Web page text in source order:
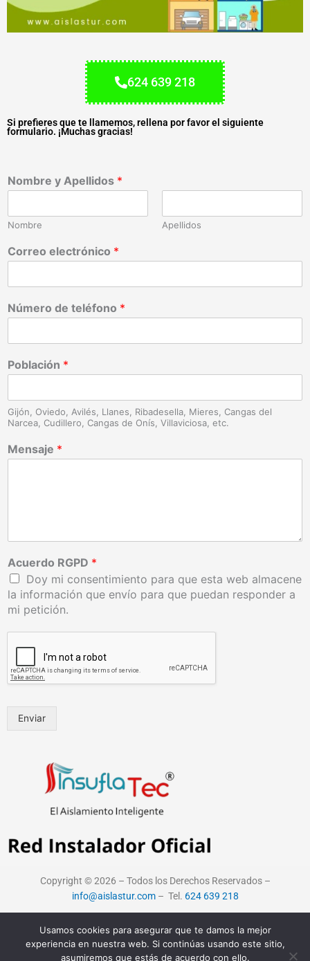
624 639 218
Si prefieres que te llamemos, rellena por favor el siguiente
formulario. ¡Muchas gracias!
Nombre y Apellidos *
Nombre Apellidos
Correo electrónico *
Número de teléfono *
Población *
Gijón, Oviedo, Avilés, Llanes, Ribadesella, Mieres, Cangas del
Narcea, Cudillero, Cangas de Onís, Villaviciosa, etc.
Mensaje *
Acuerdo RGPD *
Doy mi consentimiento para que esta web almacene
la información que envío para que puedan responder a
mi petición.
Enviar
Copyright © 2026 – Todos los Derechos Reservados –
info@aislastur.com– Tel. 624 639 218
Política de Privacidad –Política de Cookies–Aviso Legal–
Usamos cookies para asegurar que te damos la mejor
experiencia en nuestra web. Si continúas usando este sitio,
asumiremos que estás de acuerdo con ello.